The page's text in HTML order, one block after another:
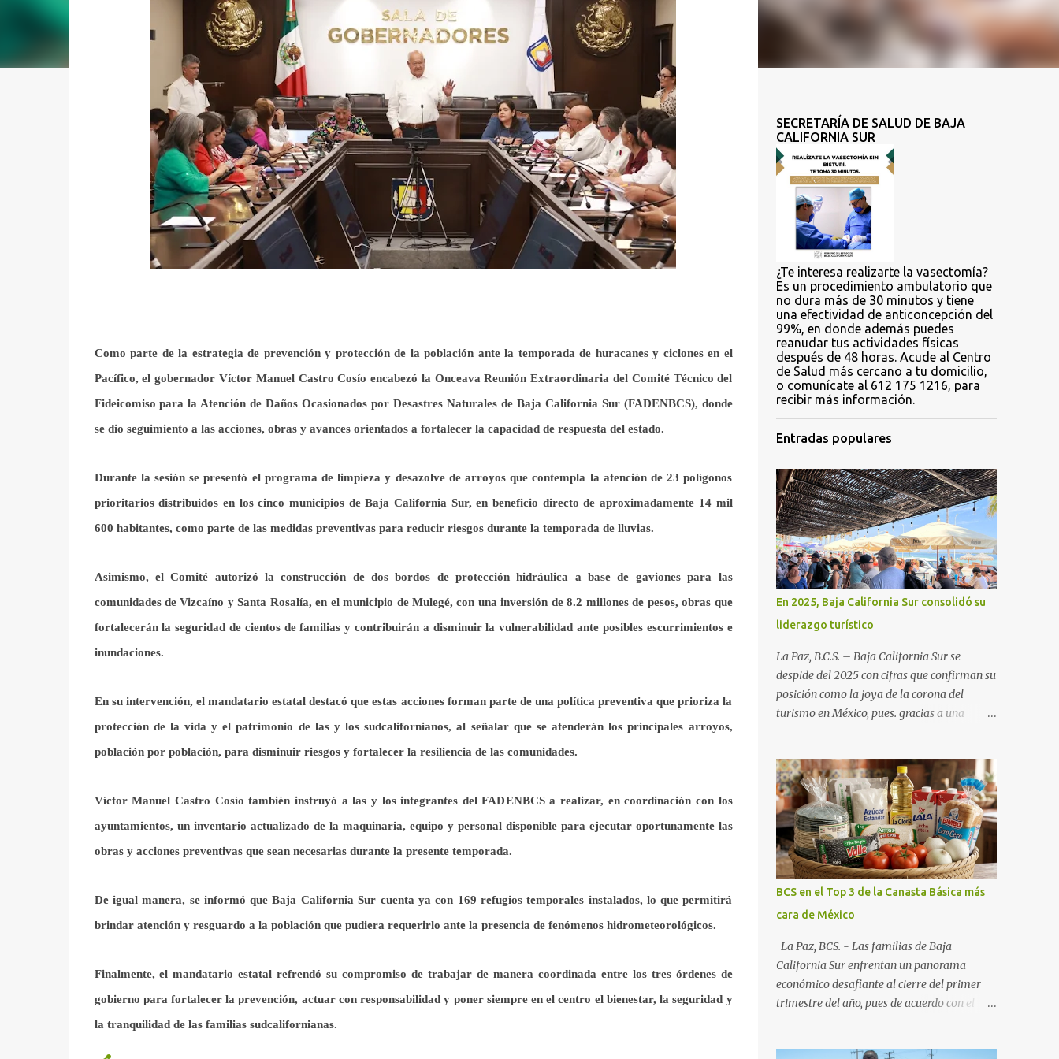
Como parte de la estrategia de prevención y protección de la población ante la temporada de huracanes y ciclones en el
Pacífico, el gobernador Víctor Manuel Castro Cosío encabezó la Onceava Reunión Extraordinaria del Comité Técnico del
Fideicomiso para la Atención de Daños Ocasionados por Desastres Naturales de Baja California Sur (FADENBCS), donde
se dio seguimiento a las acciones, obras y avances orientados a fortalecer la capacidad de respuesta del estado.
Durante la sesión se presentó el programa de limpieza y desazolve de arroyos que contempla la atención de 23 polígonos
prioritarios distribuidos en los cinco municipios de Baja California Sur, en beneficio directo de aproximadamente 14 mil
600 habitantes, como parte de las medidas preventivas para reducir riesgos durante la temporada de lluvias.
Asimismo, el Comité autorizó la construcción de dos bordos de protección hidráulica a base de gaviones para las
comunidades de Vizcaíno y Santa Rosalía, en el municipio de Mulegé, con una inversión de 8.2 millones de pesos, obras que
fortalecerán la seguridad de cientos de familias y contribuirán a disminuir la vulnerabilidad ante posibles escurrimientos e
inundaciones.
En su intervención, el mandatario estatal destacó que estas acciones forman parte de una política preventiva que prioriza la
protección de la vida y el patrimonio de las y los sudcalifornianos, al señalar que se atenderán los principales arroyos,
población por población, para disminuir riesgos y fortalecer la resiliencia de las comunidades.
Víctor Manuel Castro Cosío también instruyó a las y los integrantes del FADENBCS a realizar, en coordinación con los
ayuntamientos, un inventario actualizado de la maquinaria, equipo y personal disponible para ejecutar oportunamente las
obras y acciones preventivas que sean necesarias durante la presente temporada.
De igual manera, se informó que Baja California Sur cuenta ya con 169 refugios temporales instalados, lo que permitirá
brindar atención y resguardo a la población que pudiera requerirlo ante la presencia de fenómenos hidrometeorológicos.
Finalmente, el mandatario estatal refrendó su compromiso de trabajar de manera coordinada entre los tres órdenes de
gobierno para fortalecer la prevención, actuar con responsabilidad y poner siempre en el centro el bienestar, la seguridad y
la tranquilidad de las familias sudcalifornianas.
SECRETARÍA DE SALUD DE BAJA
CALIFORNIA SUR
¿Te interesa realizarte la vasectomía?
Es un procedimiento ambulatorio que
no dura más de 30 minutos y tiene
una efectividad de anticoncepción del
99%, en donde además puedes
reanudar tus actividades físicas
después de 48 horas. Acude al Centro
de Salud más cercano a tu domicilio,
o comunícate al 612 175 1216, para
recibir más información.
Entradas populares
En 2025, Baja California Sur consolidó su
liderazgo turístico
La Paz, B.C.S. – Baja California Sur se
despide del 2025 con cifras que confirman su
posición como la joya de la corona del
turismo en México, pues. gracias a una
fideicomisos de promoción, la entidad
proyecta un cierre de año marcado por una
ocupación hotelera robusta, una
conectividad aérea en ascenso y una
derrama económica sin precedentes. Las
proyecciones para este periodo vacacional
son optimistas, con un promedio estatal que
supera el 70% . Sin embargo, la sorpresa del
año la ha dado el norte del estado. Comondú
encabeza las expectativas con un
impresionante 89% de ocupación,
impulsado por el interés creciente en el
turismo de naturaleza. Le siguen destinos
Nuevo). La Paz: 66%. Loreto: 58%. Mulegé:
BCS en el Top 3 de la Canasta Básica más
cara de México
La Paz, BCS. - Las familias de Baja
California Sur enfrentan un panorama
económico desafiante al cierre del primer
trimestre del año, pues de acuerdo con el